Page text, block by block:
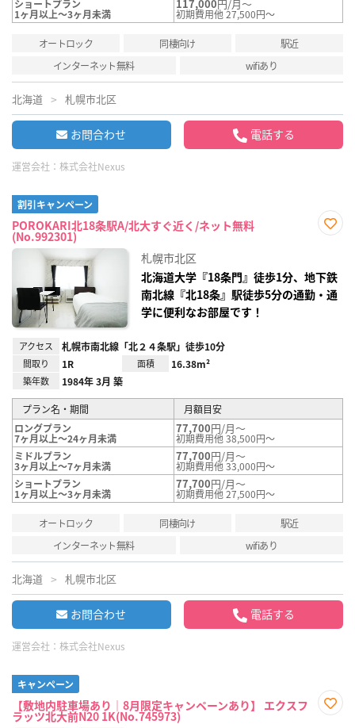
ショートプラン
1ヶ月以上～3ヶ月未満
117,000円/月～
初期費用他 27,500円～
オートロック 同棲向け
駅近
インターネット無料
wifiあり
北海道 札幌市北区
お問合わせ 電話する
運営会社： 株式会社Nexus
割引キャンペーン
POROKARI北18条駅A/北大すぐ近く/ネット無料
(No.992301)
録
札幌市北区
北海道大学『18条門』徒歩1分、地下鉄
南北線『北18条』駅徒歩5分の通勤・通
学に便利なお部屋です！
アクセス 札幌市南北線「北２４条駅」徒歩10分
間取り 1R 面積 16.38m²
築年数 1984年 3月 築
プラン名・期間
月額目安
ロングプラン
7ヶ月以上～24ヶ月未満
77,700円/月～
初期費用他 38,500円～
ミドルプラン
3ヶ月以上～7ヶ月未満
77,700円/月～
初期費用他 33,000円～
ショートプラン
1ヶ月以上～3ヶ月未満
77,700円/月～
初期費用他 27,500円～
オートロック 同棲向け
駅近
インターネット無料
wifiあり
北海道 札幌市北区
お問合わせ 電話する
運営会社： 株式会社Nexus
キャンペーン
【敷地内駐車場あり｜8月限定キャンペーンあり】 エクスフ
ラッツ北大前N20 1K(No.745973)